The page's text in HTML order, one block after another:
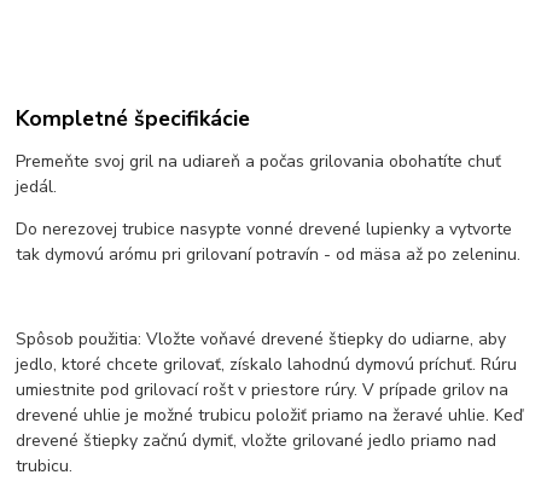
Kompletné špecifikácie
Premeňte svoj gril na udiareň a počas grilovania obohatíte chuť
jedál.
Do nerezovej trubice nasypte vonné drevené lupienky a vytvorte
tak dymovú arómu pri grilovaní potravín - od mäsa až po zeleninu.
Spôsob použitia: Vložte voňavé drevené štiepky do udiarne, aby
jedlo, ktoré chcete grilovať, získalo lahodnú dymovú príchuť. Rúru
umiestnite pod grilovací rošt v priestore rúry. V prípade grilov na
drevené uhlie je možné trubicu položiť priamo na žeravé uhlie. Keď
drevené štiepky začnú dymiť, vložte grilované jedlo priamo nad
trubicu.